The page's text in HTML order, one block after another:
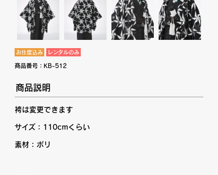
お仕度込み レンタルのみ
商品番号： KB-512
商品説明
袴は変更できます
サイズ：110cmくらい
素材：ポリ